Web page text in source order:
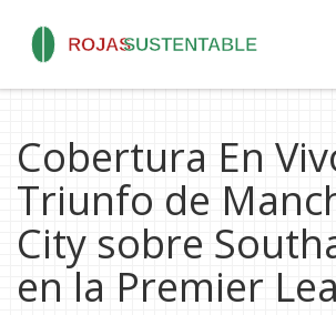
Cobertura En
Triunfo de
City sobre
en la Premier